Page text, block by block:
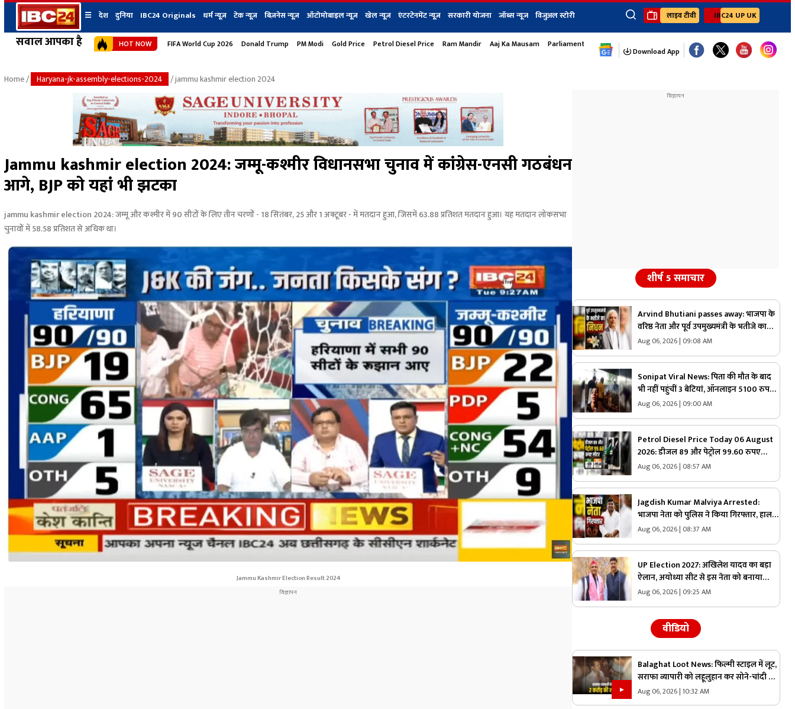
सवाल आपका है
☰ देश दुनिया IBC24 Originals धर्म न्यूज़ टेक न्यूज़ बिज़नेस न्यूज़ ऑटोमोबाइल न्यूज़ खेल न्यूज़ एंटरटेनमेंट न्यूज़ सरकारी योजना जॉब्स न्यूज विजुअल स्टोरी
×
छत्तीसगढ़ न्यूज
उत्तर प्रदेश न्यूज
बिहार न्यूज
उत्तराखंड न्यूज
हिमाचल प्रदेश न्यूज
हरियाणा न्यूज
शहर
भोपाल
जबलपुर
ग्वालियर
रायपुर
दुनिया IBC24 Originals जॉब्स न्यूज Youtube Channels
Ibc24 Jankarwan
लाइव टीवी IBC24 UP UK
HOT NOW FIFA World Cup 2026 Donald Trump PM Modi Gold Price Petrol Diesel Price Ram Mandir Aaj Ka Mausam Parliament Monsoon Session
Download App
Home/ Haryana-jk-assembly-elections-2024 / jammu kashmir election 2024
Jammu kashmir election 2024: जम्मू-कश्मीर विधानसभा चुनाव में कांग्रेस-एनसी गठबंधन
आगे, BJP को यहां भी झटका
jammu kashmir election 2024: जम्मू और कश्मीर में 90 सीटों के लिए तीन चरणों - 18 सितंबर, 25 और 1 अक्टूबर - में मतदान हुआ, जिसमें 63.88 प्रतिशत मतदान हुआ। यह मतदान लोकसभा
चुनावों में 58.58 प्रतिशत से अधिक था।
Jammu Kashmir Election Result 2024
शीर्ष 5 समाचार
Arvind Bhutiani passes away: भाजपा के
वरिष्ठ नेता और पूर्व उपमुख्यमंत्री के भतीजे का
निधन, जूझ रहे थे इस गंभीर बीमार से, पार्टी में
Aug 06, 2026 | 09:08 AM
Sonipat Viral News: पिता की मौत के बाद
भी नहीं पहुंचीं 3 बेटियां, ऑनलाइन 5100 रुपए
भेजकर कराया अंतिम संस्कार, वीडियो कॉल पर
Aug 06, 2026 | 09:00 AM
Petrol Diesel Price Today 06 August
2026: डीजल 89 और पेट्रोल 99.60 रुपए
लीटर, पेट्रोलियम कंपनियों ने जारी किया 6
ईंधन की कीमत
Aug 06, 2026 | 08:57 AM
Jagdish Kumar Malviya Arrested:
भाजपा नेता को पुलिस ने किया गिरफ्तार, हाल
ही में बैंकॉक और थाईलैंड की यात्रा कर पहुंचे थे
Aug 06, 2026 | 08:37 AM
UP Election 2027: अखिलेश यादव का बड़ा
ऐलान, अयोध्या सीट से इस नेता को बनाया
उम्मीदवार….रह चुके है मिनिस्टर, जानिए कैसा
Aug 06, 2026 | 09:25 AM
वीडियो
Balaghat Loot News: फिल्मी स्टाइल में लूट,
सराफा व्यापारी को लहूलुहान कर सोने-चांदी से
भरा बैग छीनकर फरार हुए बदमाश, पूरे शहर में
नाकेबंदी
Aug 06, 2026 | 10:32 AM